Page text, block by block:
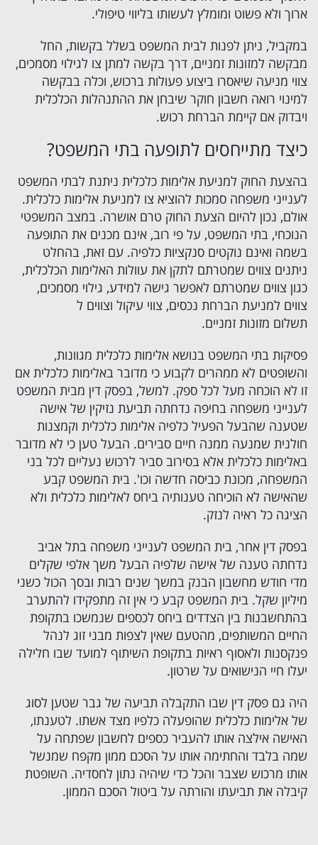
ארוך ולא פשוט ומומלץ לעשותו בליווי טיפולי.
במקביל, ניתן לפנות לבית המשפט בשלל בקשות, החל
מבקשה למזונות זמניים, דרך בקשה למתן צו לגילוי מסמכים,
צווי מניעה שיאסרו ביצוע פעולות ברכוש, וכלה בבקשה
למינוי רואה חשבון חוקר שיבחן את ההתנהלות הכלכלית
ויבדוק אם קיימת הברחת רכוש.
כיצד מתייחסים לתופעה בתי המשפט?
בהצעת החוק למניעת אלימות כלכלית ניתנת לבתי המשפט
לענייני משפחה סמכות להוציא צו למניעת אלימות כלכלית.
אולם, נכון להיום הצעת החוק טרם אושרה. במצב המשפטי
הנוכחי, בתי המשפט, על פי רוב, אינם מכנים את התופעה
בשמה ואינם נוקטים סנקציות כלפיה. עם זאת, בהחלט
ניתנים צווים שמטרתם לתקן את עוולות האלימות הכלכלית,
כגון צווים שמטרתם לאפשר גישה למידע, גילוי מסמכים,
צווים למניעת הברחת נכסים, צווי עיקול וצווים ל
תשלום מזונות זמניים.
פסיקות בתי המשפט בנושא אלימות כלכלית מגוונות,
והשופטים לא ממהרים לקבוע כי מדובר באלימות כלכלית אם
זו לא הוכחה מעל לכל ספק. למשל, בפסק דין מבית המשפט
לענייני משפחה בחיפה נדחתה תביעת נזיקין של אישה
שטענה שהבעל הפעיל כלפיה אלימות כלכלית וקמצנות
חולנית שמנעה ממנה חיים סבירים. הבעל טען כי לא מדובר
באלימות כלכלית אלא בסירוב סביר לרכוש נעליים לכל בני
המשפחה, מכונת כביסה חדשה וכו'. בית המשפט קבע
שהאישה לא הוכיחה טענותיה ביחס לאלימות כלכלית ולא
הציגה כל ראיה לנזק.
בפסק דין אחר, בית המשפט לענייני משפחה בתל אביב
נדחתה טענה של אישה שלפיה הבעל משך אלפי שקלים
מדי חודש מחשבון הבנק במשך שנים רבות ובסך הכול כשני
מיליון שקל. בית המשפט קבע כי אין זה מתפקידו להתערב
בהתחשבנות בין הצדדים ביחס לכספים שנמשכו בתקופת
החיים המשותפים, מהטעם שאין לצפות מבני זוג לנהל
פנקסנות ולאסוף ראיות בתקופת השיתוף למועד שבו חלילה
יעלו חיי הנישואים על שרטון.
היה גם פסק דין שבו התקבלה תביעה של גבר שטען לסוג
של אלימות כלכלית שהופעלה כלפיו מצד אשתו. לטענתו,
האישה אילצה אותו להעביר כספים לחשבון שפתחה על
שמה בלבד והחתימה אותו על הסכם ממון מקפח שמנשל
אותו מרכוש שצבר והכל כדי שיהיה נתון לחסדיה. השופטת
קיבלה את תביעתו והורתה על ביטול הסכם הממון.